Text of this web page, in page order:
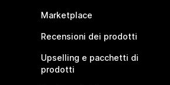
Marketplace
Recensioni dei prodotti
Upselling e pacchetti di
prodotti